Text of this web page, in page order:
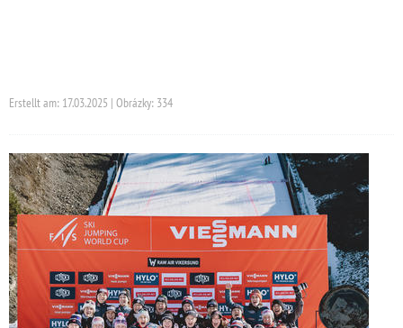
Erstellt am: 17.03.2025 | Obrázky: 334